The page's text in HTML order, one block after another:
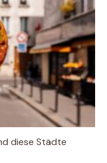
diese Städte